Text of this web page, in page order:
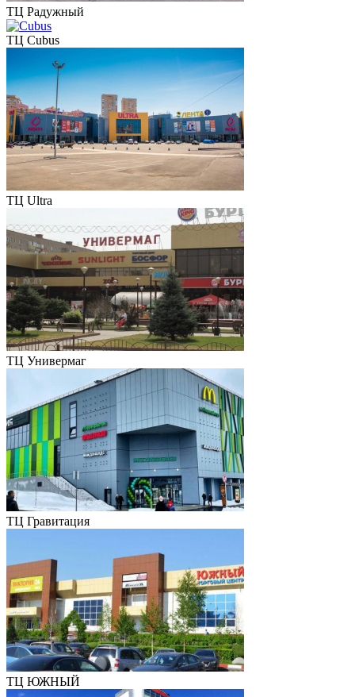
ТЦ Радужный
ТЦ Cubus
ТЦ Ultra
ТЦ Универмаг
ТЦ Гравитация
ТЦ ЮЖНЫЙ